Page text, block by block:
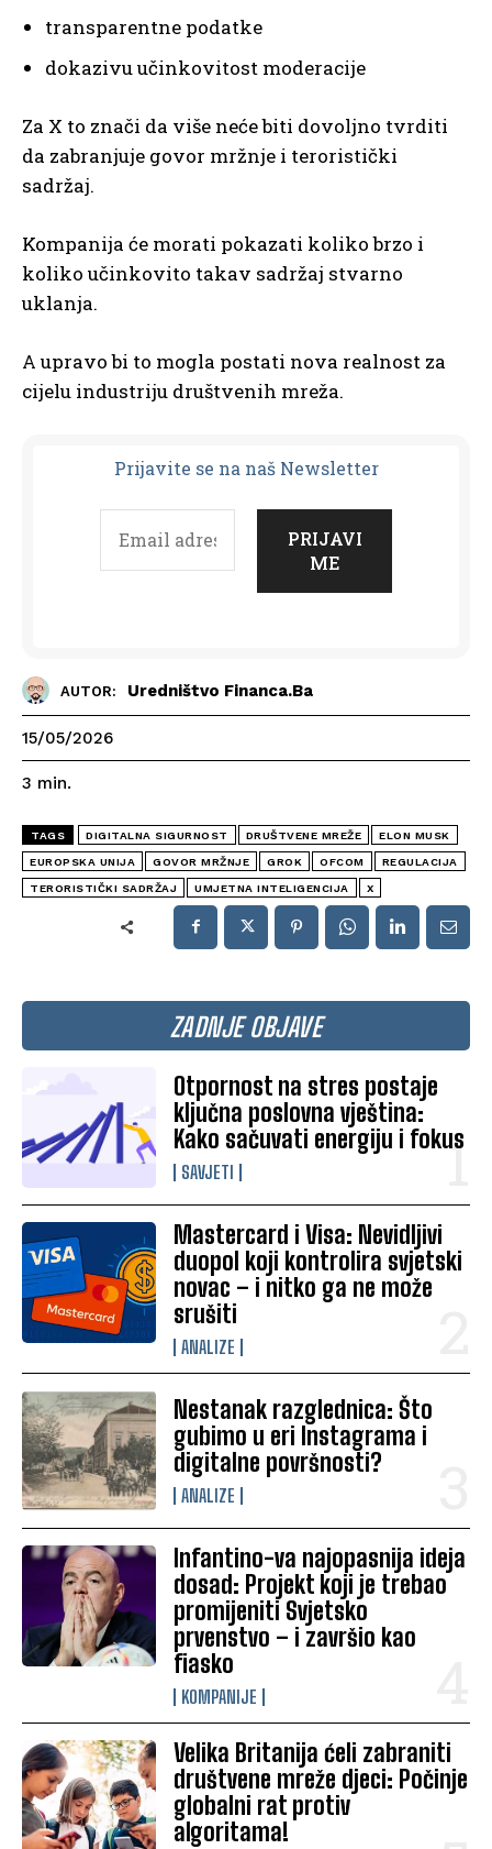
ZADNJE OBJAVE
Otpornost na stres postaje
ključna poslovna vještina:
Kako sačuvati energiju i fokus
SAVJETI
Mastercard i Visa: Nevidljivi
duopol koji kontrolira svjetski
novac – i nitko ga ne može
srušiti
ANALIZE
Nestanak razglednica: Što
gubimo u eri Instagrama i
digitalne površnosti?
ANALIZE
Infantino-va najopasnija ideja
dosad: Projekt koji je trebao
promijeniti Svjetsko
prvenstvo – i završio kao
fiasko
KOMPANIJE
Velika Britanija ćeli zabraniti
društvene mreže djeci: Počinje
globalni rat protiv
algoritama!
transparentne podatke
dokazivu učinkovitost moderacije
Za X to znači da više neće biti dovoljno tvrditi
da zabranjuje govor mržnje i teroristički
sadržaj.
Kompanija će morati pokazati koliko brzo i
koliko učinkovito takav sadržaj stvarno
uklanja.
A upravo bi to mogla postati nova realnost za
cijelu industriju društvenih mreža.
Prijavite se na naš Newsletter
AUTOR: Uredništvo Financa.ba
15/05/2026
3 min.
TAGS DIGITALNA SIGURNOST DRUŠTVENE MREŽE ELON MUSK
EUROPSKA UNIJA GOVOR MRŽNJE GROK OFCOM REGULACIJA
TERORISTIČKI SADRŽAJ UMJETNA INTELIGENCIJA X